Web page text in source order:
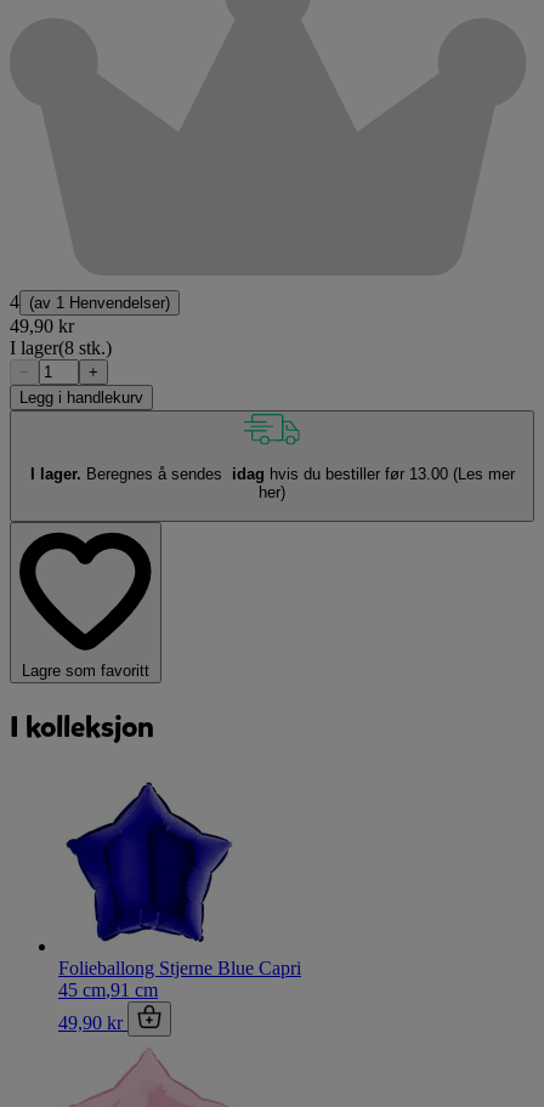
4 (av 1 Henvendelser)
49,90 kr
I lager(8 stk.)
−
+
Legg i handlekurv
I lager. Beregnes å sendes idag hvis du bestiller før 13.00 (Les mer
her)
Lagre som favoritt
I kolleksjon
Folieballong Stjerne Blue Capri
45 cm,91 cm
49,90 kr